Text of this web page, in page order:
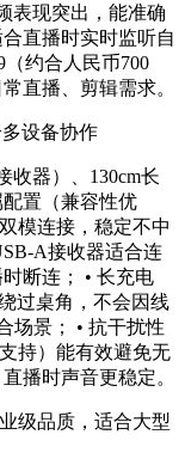
表现突出，能准确
直播时实时监听自
（约合人民币700
直播、剪辑需求。
设备协作
收器）、130cm长
置（兼容性优
模连接，稳定不中
A接收器适合连
断连； • 长充电
过桌角，不会因线
场景； • 抗干扰性
持）能有效避免无
播时声音更稳定。
级品质，适合大型